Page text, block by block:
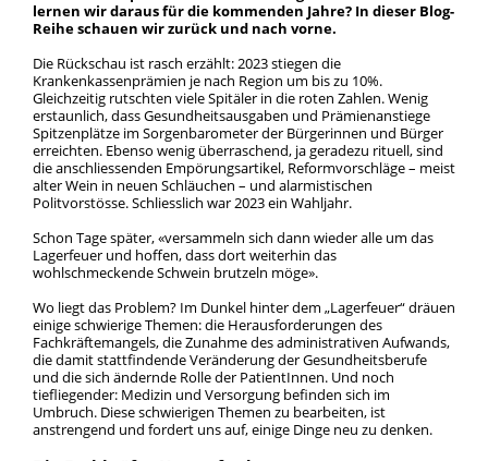
lernen wir daraus für die kommenden Jahre? In dieser Blog-
Reihe schauen wir zurück und nach vorne.
Die Rückschau ist rasch erzählt: 2023 stiegen die
Krankenkassenprämien je nach Region um bis zu 10%.
Gleichzeitig rutschten viele Spitäler in die roten Zahlen. Wenig
erstaunlich, dass Gesundheitsausgaben und Prämienanstiege
Spitzenplätze im Sorgenbarometer der Bürgerinnen und Bürger
erreichten. Ebenso wenig überraschend, ja geradezu rituell, sind
die anschliessenden Empörungsartikel, Reformvorschläge – meist
alter Wein in neuen Schläuchen – und alarmistischen
Politvorstösse. Schliesslich war 2023 ein Wahljahr.
Schon Tage später, «versammeln sich dann wieder alle um das
Lagerfeuer und hoffen, dass dort weiterhin das
wohlschmeckende Schwein brutzeln möge».
Wo liegt das Problem? Im Dunkel hinter dem „Lagerfeuer“ dräuen
einige schwierige Themen: die Herausforderungen des
Fachkräftemangels, die Zunahme des administrativen Aufwands,
die damit stattfindende Veränderung der Gesundheitsberufe
und die sich ändernde Rolle der PatientInnen. Und noch
tiefliegender: Medizin und Versorgung befinden sich im
Umbruch. Diese schwierigen Themen zu bearbeiten, ist
anstrengend und fordert uns auf, einige Dinge neu zu denken.